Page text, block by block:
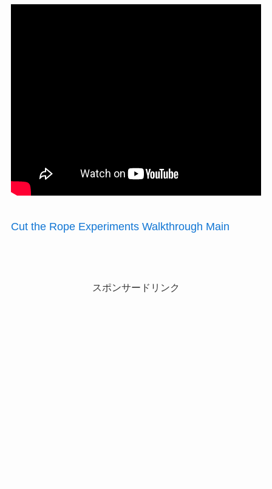
Cut the Rope Experiments Walkthrough Main
スポンサードリンク